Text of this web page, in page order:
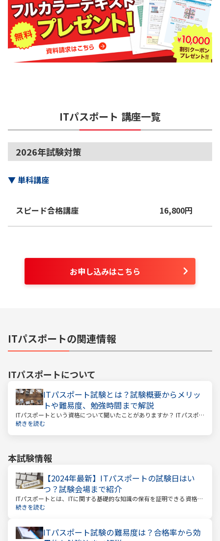
ITパスポート 講座一覧
2026年試験対策
▼単科講座
スピード合格講座 16,800円
お申し込みはこちら
ITパスポートの関連情報
ITパスポートについて
ITパスポート試験とは？試験概要からメリッ
トや難易度、勉強時間まで解説
ITパスポートという資格について聞いたことがありますか？ ITパスポ
ートといっても、海外旅行に関する資格ではありません。
続きを読む
本試験情報
【2024年最新】ITパスポートの試験日はい
つ？試験会場まで紹介
ITパスポートとは、ITに関する基礎的な知識の保有を証明できる資格で
す。IT関連の仕事に就いている方やIT系企業で働く方のほか、すべての
続きを読む
ITパスポート試験の難易度は？合格率から効